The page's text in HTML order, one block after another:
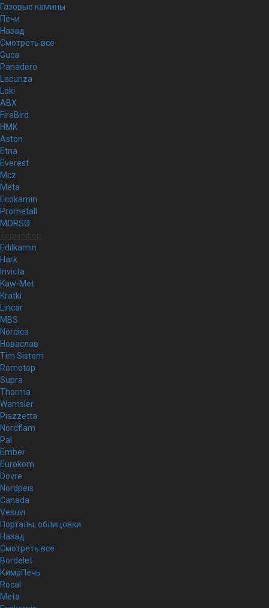
Газовые камины
Печи
Назад
Смотреть все
Guca
Panadero
Lacunza
Loki
ABX
FireBird
НМК
Aston
Etna
Everest
Mcz
Meta
Ecokamin
Prometall
MORSØ
Edilkamin
Hark
Invicta
Kaw-Met
Kratki
Lincar
MBS
Nordica
Новаслав
Tim Sistem
Romotop
Supra
Thorma
Wamsler
Piazzetta
Nordflam
Pal
Ember
Eurokom
Dovre
Nordpeis
Canada
Vesuvi
Порталы, облицовки
Назад
Смотреть все
Bordelet
КимрПечь
Rocal
Meta